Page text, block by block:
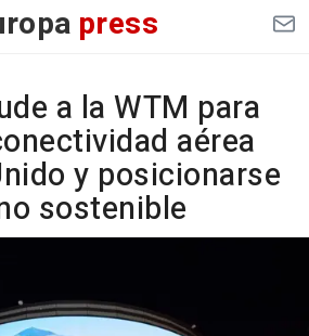
press
a la WTM para
aérea
y posicionarse
sostenible